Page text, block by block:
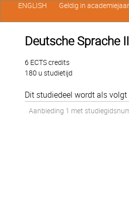
Deutsche Sprache II
6 ECTS credits
180 u studietijd
Dit studiedeel wordt als volgt
Aanbieding 1 met
ENGLISH Geldig in